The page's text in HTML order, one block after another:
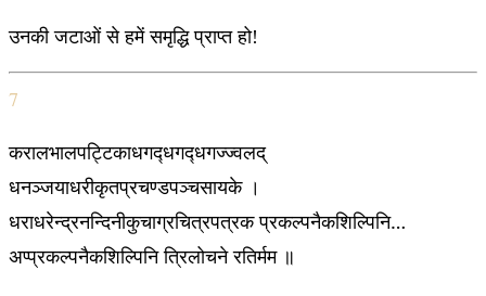
उनकी जटाओं से हमें समृद्धि प्राप्त हो!
7
करालभालपट्टिकाधगद्‍धगद्‍धगज्ज्वलद्
धनञ्जयाधरीकृतप्रचण्डपञ्चसायके ।
धराधरेन्द्रनन्दिनीकुचाग्रचित्रपत्रक प्रकल्पनैकशिल्पिनि…
अप्प्रकल्पनैकशिल्पिनि त्रिलोचने रतिर्मम ॥